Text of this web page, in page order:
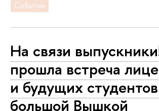
Событие
На связи
прошла встреча
и будущих
большой Вышкой